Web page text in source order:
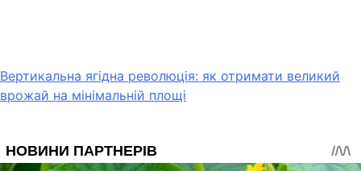
Вертикальна ягідна революція: як отримати великий
врожай на мінімальній площі